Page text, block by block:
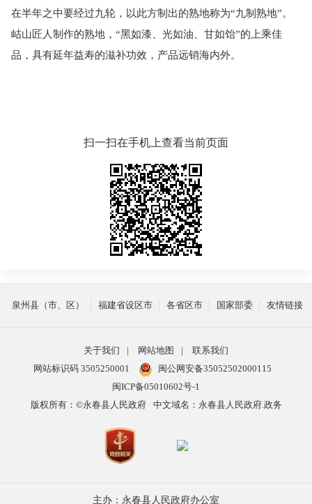
在半年之中要经过九轮，以此方制出的熟地称为“九制熟地”。
岵山匠人制作的熟地，“黑如漆、光如油、甘如饴”的上乘佳
品，具有延年益寿的滋补功效，产品远销海内外。
扫一扫在手机上查看当前页面
泉州县（市、区） 福建省设区市 各省区市 国家部委 友情链接
关于我们 | 网站地图 |
联系我们
网站标识码 3505250001
闽公网安备35052502000115
闽ICP备05010602号-1
版权所有：©永春县人民政府
中文域名：永春县人民政府.政务
主办：永春县人民政府办公室